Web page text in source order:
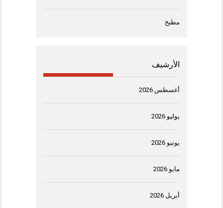
مطبخ
الأرشيف
أغسطس 2026
يوليو 2026
يونيو 2026
مايو 2026
أبريل 2026